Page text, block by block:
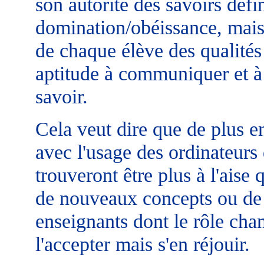
domination/obéissance,
de chaque élève des
aptitude à communiquer et
savoir.
Cela veut dire que de plus
avec l'usage des
trouveront être plus à l'aise
de nouveaux concepts ou
enseignants dont le rôle
l'accepter mais s'en réjouir.